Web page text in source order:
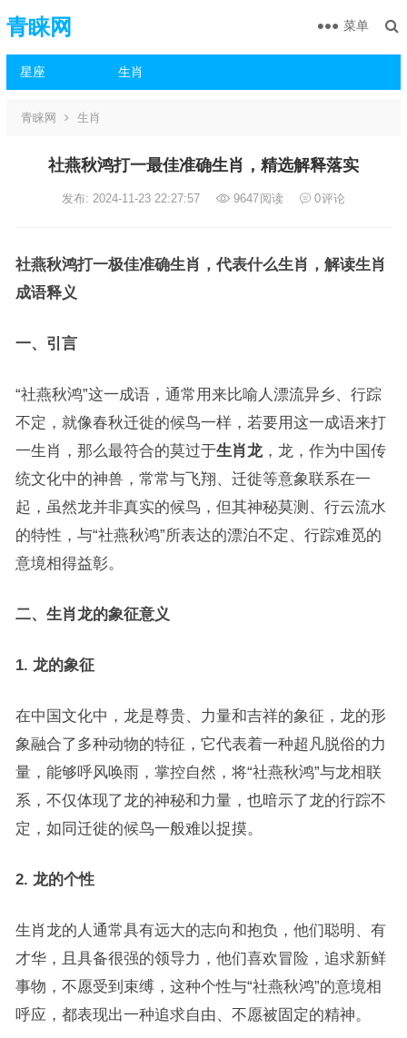
青睐网
星座 生肖
菜单
青睐网 生肖
社燕秋鸿打一最佳准确生肖，精选解释落实
发布: 2024-11-23 22:27:57 9647阅读 0评论
社燕秋鸿打一极佳准确生肖，代表什么生肖，解读生肖
成语释义
一、引言
“社燕秋鸿”这一成语，通常用来比喻人漂流异乡、行踪
不定，就像春秋迁徙的候鸟一样，若要用这一成语来打
一生肖，那么最符合的莫过于生肖龙，龙，作为中国传
统文化中的神兽，常常与飞翔、迁徙等意象联系在一
起，虽然龙并非真实的候鸟，但其神秘莫测、行云流水
的特性，与“社燕秋鸿”所表达的漂泊不定、行踪难觅的
意境相得益彰。
二、生肖龙的象征意义
1. 龙的象征
在中国文化中，龙是尊贵、力量和吉祥的象征，龙的形
象融合了多种动物的特征，它代表着一种超凡脱俗的力
量，能够呼风唤雨，掌控自然，将“社燕秋鸿”与龙相联
系，不仅体现了龙的神秘和力量，也暗示了龙的行踪不
定，如同迁徙的候鸟一般难以捉摸。
2. 龙的个性
生肖龙的人通常具有远大的志向和抱负，他们聪明、有
才华，且具备很强的领导力，他们喜欢冒险，追求新鲜
事物，不愿受到束缚，这种个性与“社燕秋鸿”的意境相
呼应，都表现出一种追求自由、不愿被固定的精神。